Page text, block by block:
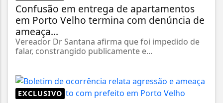
Confusão em entrega de apartamentos
em Porto Velho termina com denúncia de
ameaça...
Vereador Dr Santana afirma que foi impedido de
falar, constrangido publicamente e...
EXCLUSIVO